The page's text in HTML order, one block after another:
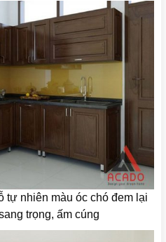
tự nhiên màu óc chó đem lại
trọng, ấm cúng